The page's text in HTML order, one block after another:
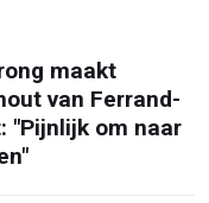
maakt
van Ferrand-
"Pijnlijk om naar